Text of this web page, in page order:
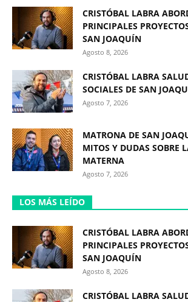
CRISTÓBAL LABRA
PRINCIPALES
SAN JOAQUÍN
Agosto 8, 2026
CRISTÓBAL LABRA
SOCIALES DE SAN
Agosto 7, 2026
MATRONA DE SAN
MITOS Y DUDAS SOBRE
MATERNA
Agosto 7, 2026
LOS MÁS LEÍDO
CRISTÓBAL LABRA
PRINCIPALES
SAN JOAQUÍN
Agosto 8, 2026
CRISTÓBAL LABRA